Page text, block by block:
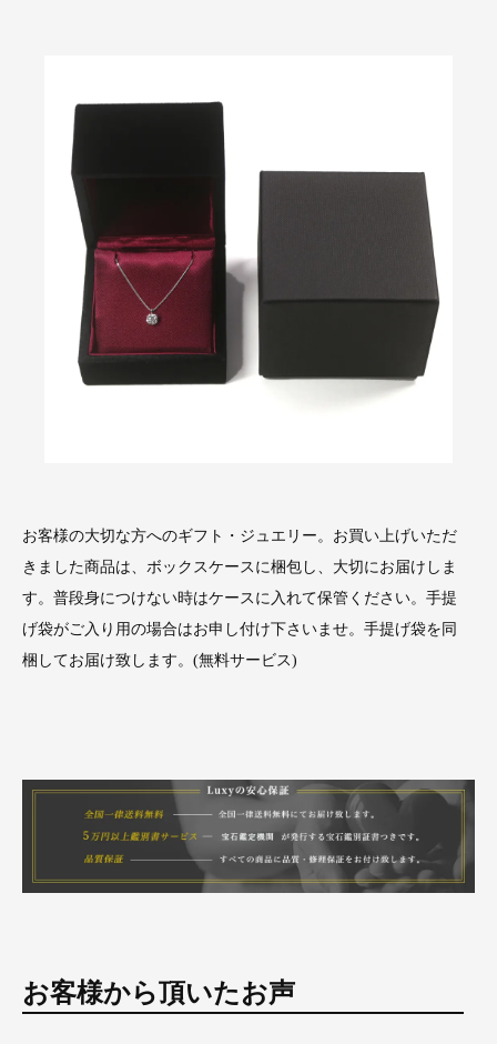
お客様の大切な方へのギフト・ジュエリー。お買い上げいただ
きました商品は、ボックスケースに梱包し、大切にお届けしま
す。普段身につけない時はケースに入れて保管ください。手提
げ袋がご入り用の場合はお申し付け下さいませ。手提げ袋を同
梱してお届け致します。(無料サービス)
お客様から頂いたお声